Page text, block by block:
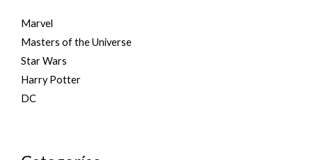
Marvel
Masters of the Universe
Star Wars
Harry Potter
DC